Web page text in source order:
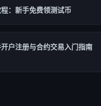
：新手免费领测试币
户注册与合约交易入门指南